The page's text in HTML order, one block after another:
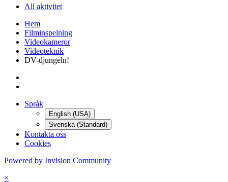
All aktivitet
Hem
Filminspelning
Videokameror
Videoteknik
DV-djungeln!
Språk
English (USA)
Svenska (Standard)
Kontakta oss
Cookies
Powered by Invision Community
×